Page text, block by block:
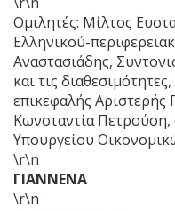
Ομιλητές: Μίλτος
Ελληνικού-
Αναστασιάδης,
και τις
επικεφαλής
Κωνσταντία Πετρούση,
Υπουργείου
\r\n
ΓΙΑΝΝΕΝΑ
\r\n